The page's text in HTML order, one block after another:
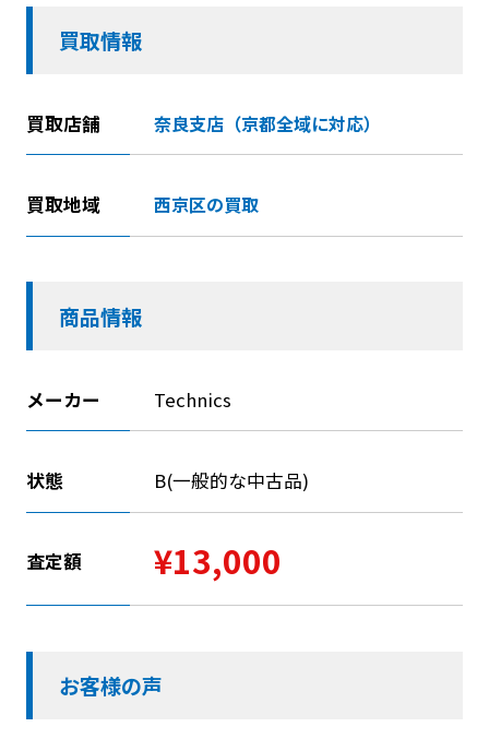
買取情報
買取店舗 奈良支店（京都全域に対応）
買取地域 西京区の買取
商品情報
メーカー Technics
状態 B(一般的な中古品)
査定額 ¥13,000
お客様の声